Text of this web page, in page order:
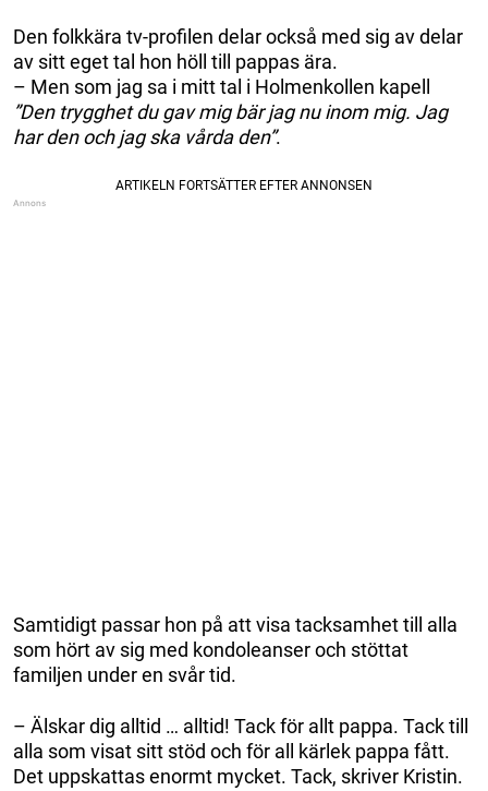
Den folkkära tv-profilen delar också med sig av delar
av sitt eget tal hon höll till pappas ära.
– Men som jag sa i mitt tal i Holmenkollen kapell
”Den trygghet du gav mig bär jag nu inom mig. Jag
har den och jag ska vårda den”.
Samtidigt passar hon på att visa tacksamhet till alla
som hört av sig med kondoleanser och stöttat
familjen under en svår tid.
– Älskar dig alltid … alltid! Tack för allt pappa. Tack till
alla som visat sitt stöd och för all kärlek pappa fått.
Det uppskattas enormt mycket. Tack, skriver Kristin.